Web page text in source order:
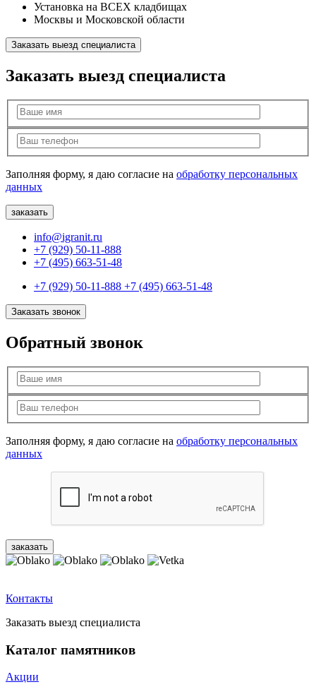
Установка на ВСЕХ кладбищах
Москвы и Московской области
Заказать выезд специалиста
Заказать выезд специалиста
Заполняя форму, я даю согласие на обработку персональных
данных
info@igranit.ru
+7 (929) 50-11-888
+7 (495) 663-51-48
+7 (929) 50-11-888 +7 (495) 663-51-48
Заказать звонок
Обратный звонок
Заполняя форму, я даю согласие на обработку персональных
данных
Контакты
Заказать выезд специалиста
Каталог памятников
Акции